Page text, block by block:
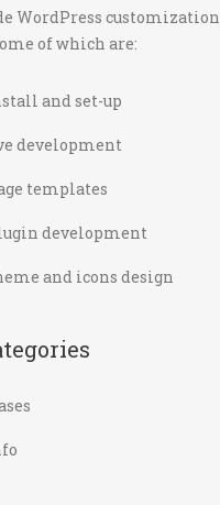
WordPress customization
of which are:
and set-up
development
templates
development
and icons design